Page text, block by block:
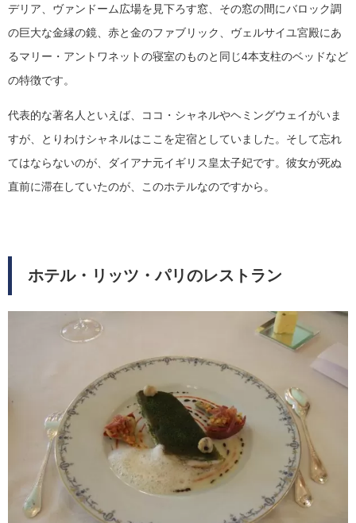
デリア、ヴァンドーム広場を見下ろす窓、その窓の間にバロック調
の巨大な金縁の鏡、赤と金のファブリック、ヴェルサイユ宮殿にあ
るマリー・アントワネットの寝室のものと同じ4本支柱のベッドなど
の特徴です。
代表的な著名人といえば、ココ・シャネルやヘミングウェイがいま
すが、とりわけシャネルはここを定宿としていました。そして忘れ
てはならないのが、ダイアナ元イギリス皇太子妃です。彼女が死ぬ
直前に滞在していたのが、このホテルなのですから。
ホテル・リッツ・パリのレストラン